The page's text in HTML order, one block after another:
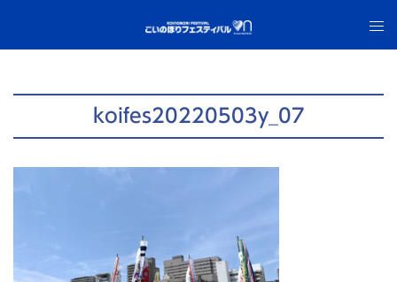
テ
ト
グ
メ
ュ
koifes20220503y_07